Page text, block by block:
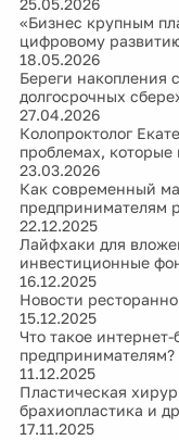
25.05.2026
«Бизнес крупным
цифровому
18.05.2026
Береги накопления
долгосрочных
27.04.2026
Колопроктолог
проблемах, которые
23.03.2026
Как современный
предпринимателям
22.12.2025
Лайфхаки для
инвестиционные
16.12.2025
Новости
15.12.2025
Что такое
предпринимателям?
11.12.2025
Пластическая
брахиопластика и
17.11.2025